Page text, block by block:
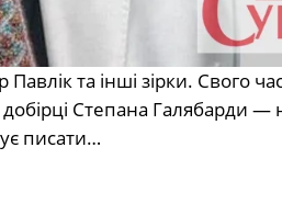
та інші зірки. Свого
Степана Галябарди
писати…